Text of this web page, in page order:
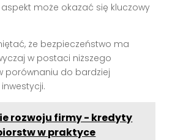
może okazać się kluczowy
że bezpieczeństwo ma
w postaci niższego
porównaniu do bardziej
rozwoju firmy - kredyty
w praktyce